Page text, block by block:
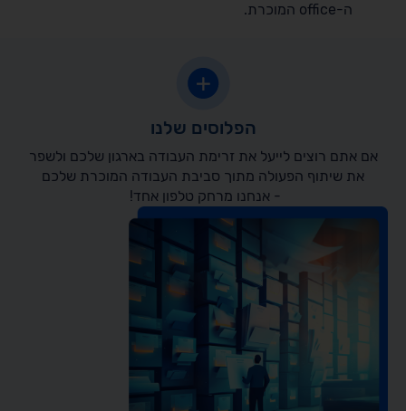
ה-office המוכרת.
הפלוסים שלנו
אם אתם רוצים לייעל את זרימת העבודה בארגון שלכם ולשפר
את שיתוף הפעולה מתוך סביבת העבודה המוכרת שלכם
- אנחנו מרחק טלפון אחד!